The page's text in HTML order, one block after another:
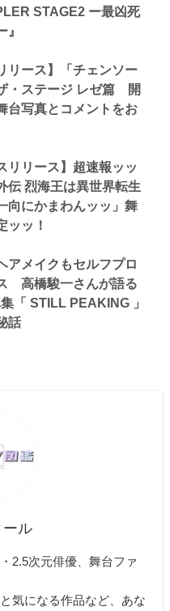
STAGE2 ー最凶死
』
リース】「チェンソー
・ステージ レゼ篇 開
写真とコメントをお
リリース】超速報ッッ
伝 烈海王は異世界転生
向にかまわんッッ」舞
ッッ！
アメイクもセルフプロ
高橋駿一さんが語る
「 STILL PEAKING 」
話
ール
2.5次元俳優、舞台ファ
気になる作品など、あな